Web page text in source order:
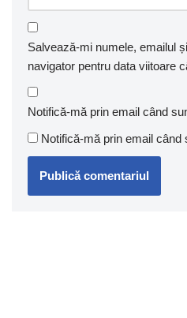
Salvează-mi numele, emailul
navigator pentru data viitoare
Notifică-mă prin email când
Notifică-mă prin email când